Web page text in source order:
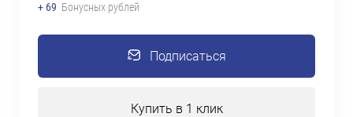
+ 69 Бонусных рублей
Подписаться
Купить в 1 клик